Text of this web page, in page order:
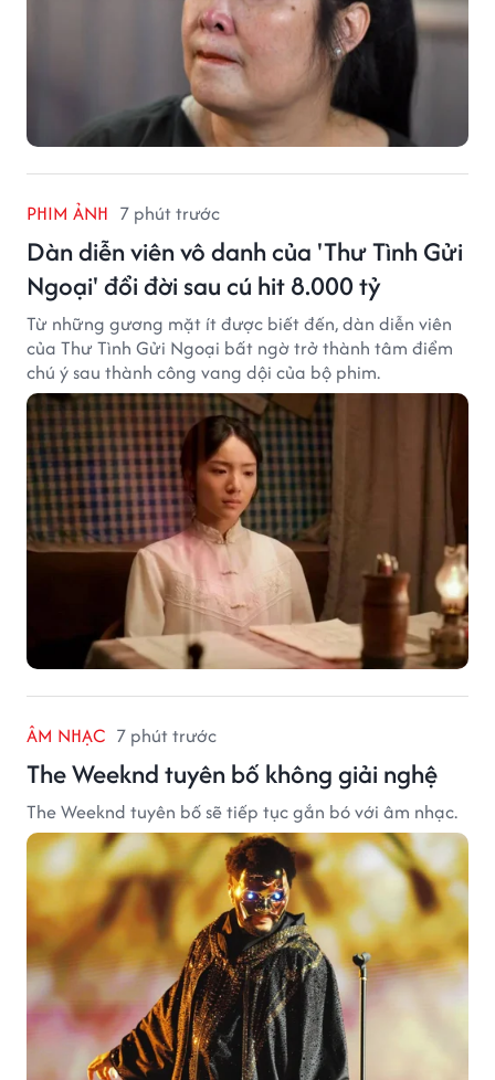
PHIM ẢNH 7 phút trước
Dàn diễn viên vô danh của 'Thư Tình Gửi
Ngoại' đổi đời sau cú hit 8.000 tỷ
Từ những gương mặt ít được biết đến, dàn diễn viên
của Thư Tình Gửi Ngoại bất ngờ trở thành tâm điểm
chú ý sau thành công vang dội của bộ phim.
ÂM NHẠC 7 phút trước
The Weeknd tuyên bố không giải nghệ
The Weeknd tuyên bố sẽ tiếp tục gắn bó với âm nhạc.